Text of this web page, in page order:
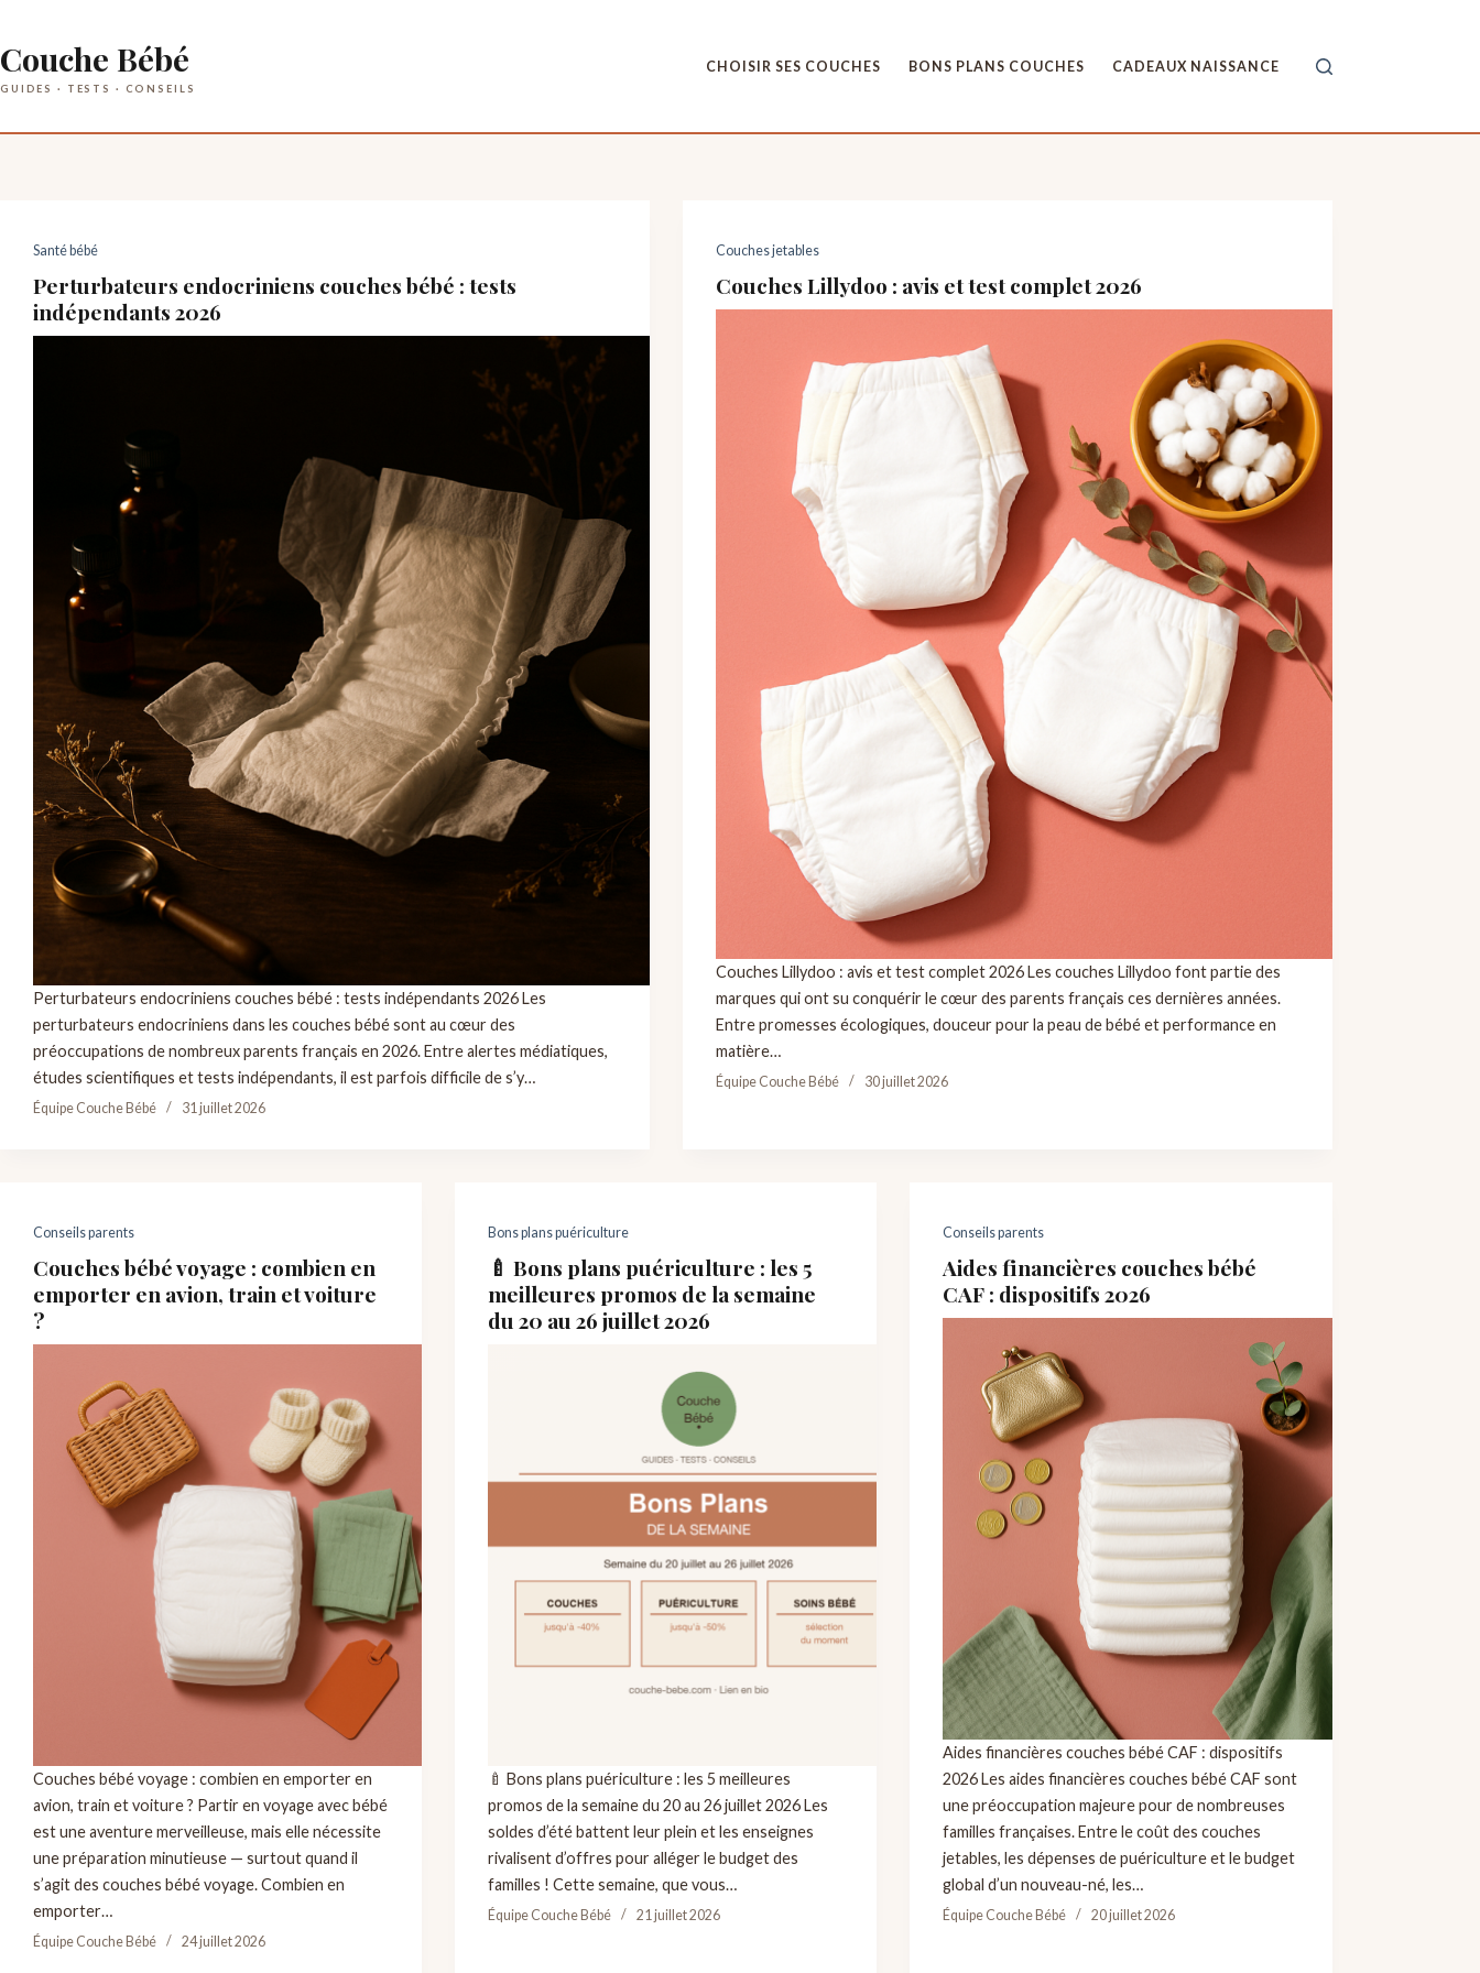
contenu
Couche Bébé CHOISIR SES COUCHES BONS PLANS COUCHES CADEAUX NAISSANCE
Santé bébé
Perturbateurs endocriniens couches bébé : tests
indépendants 2026
Perturbateurs endocriniens couches bébé : tests indépendants 2026 Les
perturbateurs endocriniens dans les couches bébé sont au cœur des
préoccupations de nombreux parents français en 2026. Entre alertes médiatiques,
études scientifiques et tests indépendants, il est parfois difficile de s’y…
Équipe Couche Bébé 31 juillet 2026
Couches jetables
Couches Lillydoo : avis et test complet 2026
Couches Lillydoo : avis et test complet 2026 Les couches Lillydoo font partie des
marques qui ont su conquérir le cœur des parents français ces dernières années.
Entre promesses écologiques, douceur pour la peau de bébé et performance en
matière…
Équipe Couche Bébé 30 juillet 2026
Conseils parents
Couches bébé voyage : combien en
emporter en avion, train et voiture
?
Couches bébé voyage : combien en emporter en
avion, train et voiture ? Partir en voyage avec bébé
est une aventure merveilleuse, mais elle nécessite
une préparation minutieuse — surtout quand il
s’agit des couches bébé voyage. Combien en
emporter…
Équipe Couche Bébé 24 juillet 2026
Bons plans puériculture
🍼 Bons plans puériculture : les 5
meilleures promos de la semaine
du 20 au 26 juillet 2026
🍼 Bons plans puériculture : les 5 meilleures
promos de la semaine du 20 au 26 juillet 2026 Les
soldes d’été battent leur plein et les enseignes
rivalisent d’offres pour alléger le budget des
familles ! Cette semaine, que vous…
Équipe Couche Bébé 21 juillet 2026
Conseils parents
Aides financières couches bébé
CAF : dispositifs 2026
Aides financières couches bébé CAF : dispositifs
2026 Les aides financières couches bébé CAF sont
une préoccupation majeure pour de nombreuses
familles françaises. Entre le coût des couches
jetables, les dépenses de puériculture et le budget
global d’un nouveau-né, les…
Équipe Couche Bébé 20 juillet 2026